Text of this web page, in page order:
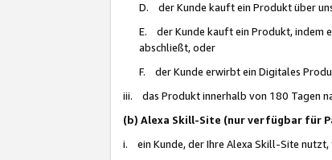
D. der Kunde kauft ein Produkt über
E. der Kunde kauft ein Produkt, indem
abschließt, oder
F. der Kunde erwirbt ein Digitales
iii. das Produkt innerhalb von 180 Tagen
(b) Alexa Skill-Site (nur verfügbar für
i. ein Kunde, der Ihre Alexa Skill-Site nutzt,